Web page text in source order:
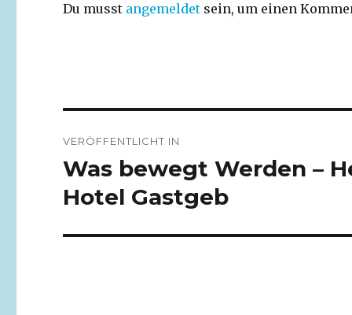
Du musst angemeldet sein, um einen
VERÖFFENTLICHT IN
Was bewegt Werden –
Hotel Gastgeb